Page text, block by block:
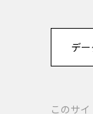
デ
このサ